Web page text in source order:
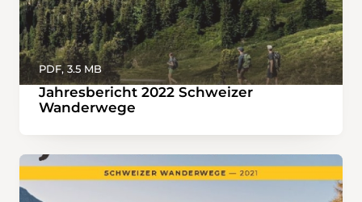
Jahresbericht 2022 Schweizer
Wanderwege
PDF, 3.5 MB